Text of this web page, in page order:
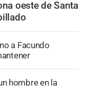
oeste de Santa
a Facundo
hombre en la